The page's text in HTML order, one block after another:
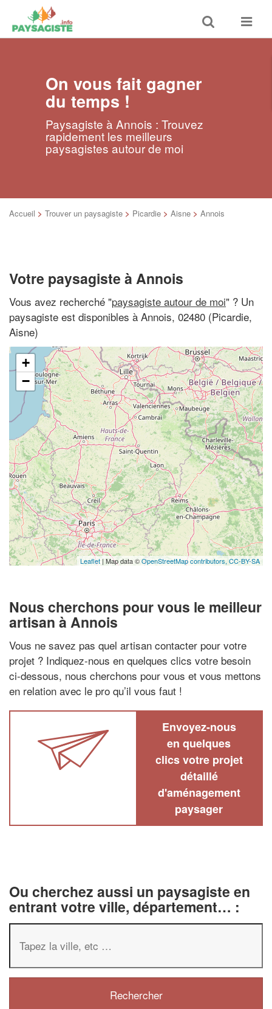
Toggle
search
Toggle
On vous fait gagner
du temps !
Paysagiste à Annois : Trouvez
rapidement les meilleurs
paysagistes autour de moi
Accueil > Trouver un paysagiste > Picardie > Aisne > Annois
Votre paysagiste à Annois
Vous avez recherché "paysagiste autour de moi" ? Un
paysagiste est disponibles à Annois, 02480 (Picardie,
Aisne)
+
−
Leaflet | Map data ©OpenStreetMap contributors, CC-BY-SA
Nous cherchons pour vous le meilleur
artisan à Annois
Vous ne savez pas quel artisan contacter pour votre
projet ? Indiquez-nous en quelques clics votre besoin
ci-dessous, nous cherchons pour vous et vous mettons
en relation avec le pro qu’il vous faut !
Envoyez-nous
en quelques
clics votre projet
détaillé
d'aménagement
paysager
Ou cherchez aussi un paysagiste en
entrant votre ville, département… :